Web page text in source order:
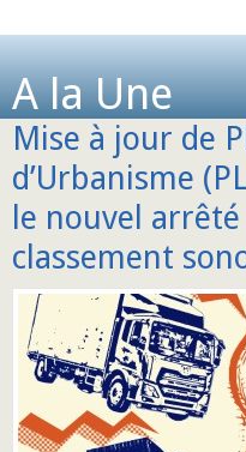
A la Une
Mise à jour de
d’Urbanisme
le nouvel
classement